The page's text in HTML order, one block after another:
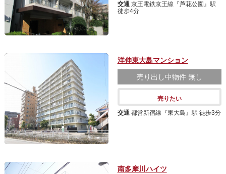
交通 京王電鉄京王線『芦花公園』駅
徒歩4分
洋伸東大島マンション
売り出し中物件 無し
売りたい
交通 都営新宿線『東大島』駅 徒歩3分
南多摩川ハイツ